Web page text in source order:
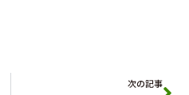
次の記事